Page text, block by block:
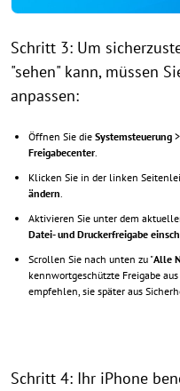
Schritt 3: Um
"sehen" kann, müssen
anpassen:
Öffnen Sie die Systemsteuerung >
Freigabecenter.
Klicken Sie in der linken
ändern.
Aktivieren Sie unter dem
Datei- und Druckerfreigabe
Scrollen Sie nach unten zu "Alle
kennwortgeschützte Freigabe
empfehlen, sie später aus
Schritt 4: Ihr iPhone